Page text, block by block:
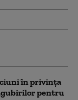
în privința
pentru